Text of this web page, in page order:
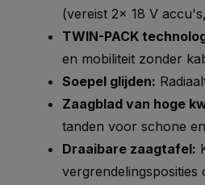
(vereist 2x 18 V
TWIN-PACK
en mobiliteit zonder
Soepel glijden:
Zaagblad van hoge
tanden voor schone
Draaibare zaagtafel:
vergrendelingsposities